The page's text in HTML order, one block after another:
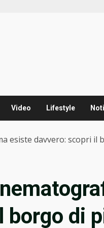
Video Lifestyle
esiste davvero: scopri
borgo di